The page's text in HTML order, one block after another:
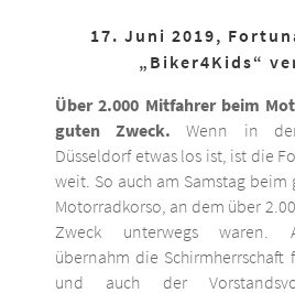
17. Juni 2019,
„Biker4Kids“
Über 2.000 Mitfahrer beim
guten Zweck. Wenn in der
Düsseldorf etwas los ist, ist die
weit. So auch am Samstag beim
Motorradkorso, an dem über
Zweck unterwegs waren.
übernahm die Schirmherrschaft
und auch der